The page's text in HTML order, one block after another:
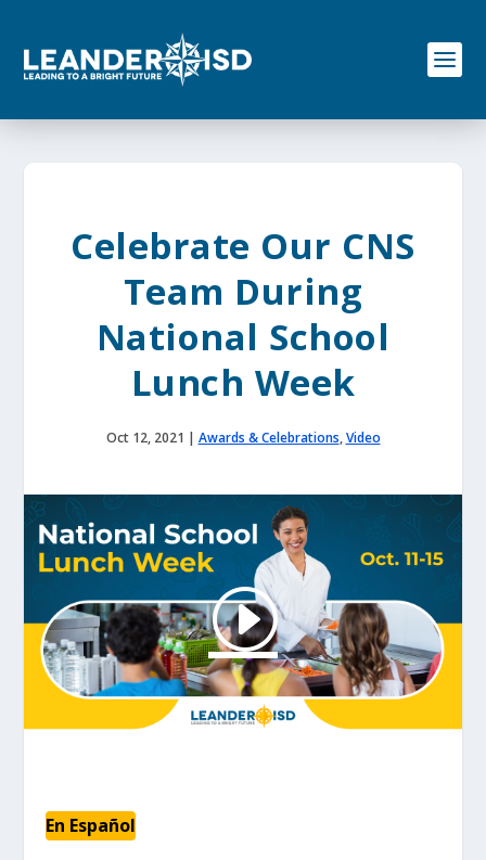
o
Celebrate Our CNS
Team During
National School
Lunch Week
Oct 12, 2021 | Awards & Celebrations,Video
En Español